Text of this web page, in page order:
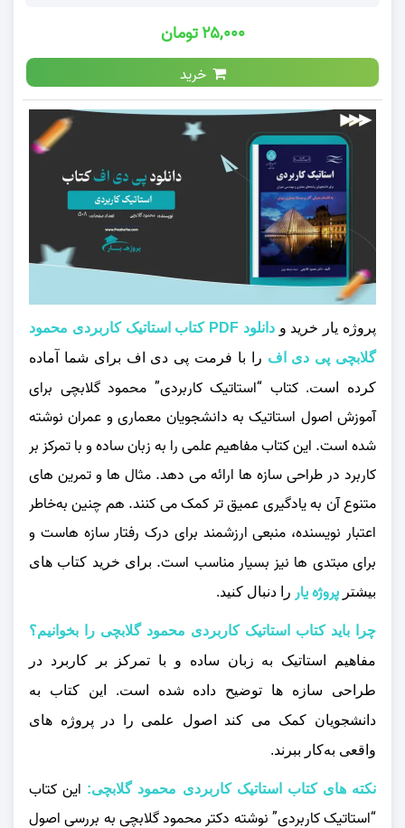
۲۵,۰۰۰ تومان
خرید
پروژه یار خرید و
دانلود PDF کتاب استاتیک کاربردی محمود
گلابچی پی دی اف را با فرمت پی دی اف برای شما آماده
کرده است.کتاب “استاتیک کاربردی” محمود گلابچی برای
آموزش اصول استاتیک به دانشجویان معماری و عمران نوشته
شده است. این کتاب مفاهیم علمی را به زبان ساده و با تمرکز بر
کاربرد در طراحی سازه‌ ها ارائه می‌ دهد. مثال‌ ها و تمرین‌ های
متنوع آن به یادگیری عمیق‌ تر کمک می‌ کنند. هم چنین به‌خاطر
اعتبار نویسنده، منبعی ارزشمند برای درک رفتار سازه‌ هاست و
برای مبتدی‌ ها نیز بسیار مناسب است. برای خرید کتاب های
بیشتر پروژه یار را دنبال کنید.
چرا باید کتاب استاتیک کاربردی محمود گلابچی را بخوانیم؟
مفاهیم استاتیک به زبان ساده و با تمرکز بر کاربرد در
طراحی سازه‌ ها توضیح داده شده است. این کتاب به
دانشجویان کمک می‌ کند اصول علمی را در پروژه‌ های
واقعی به‌کار ببرند.
نکته های کتاب استاتیک کاربردی محمود گلابچی: این کتاب
“استاتیک کاربردی” نوشته دکتر محمود گلابچی به بررسی اصول